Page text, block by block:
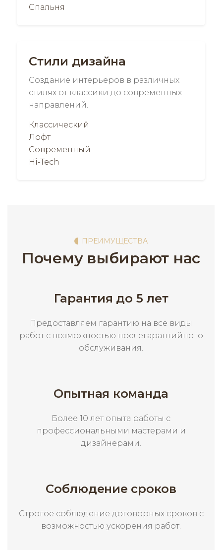
Спальня
Стили дизайна
Создание интерьеров в различных
стилях от классики до современных
направлений.
Классический
Лофт
Современный
Hi-Tech
ПРЕИМУЩЕСТВА
Почему выбирают нас
Гарантия до 5 лет
Предоставляем гарантию на все виды
работ с возможностью послегарантийного
обслуживания.
Опытная команда
Более 10 лет опыта работы с
профессиональными мастерами и
дизайнерами.
Соблюдение сроков
Строгое соблюдение договорных сроков с
возможностью ускорения работ.